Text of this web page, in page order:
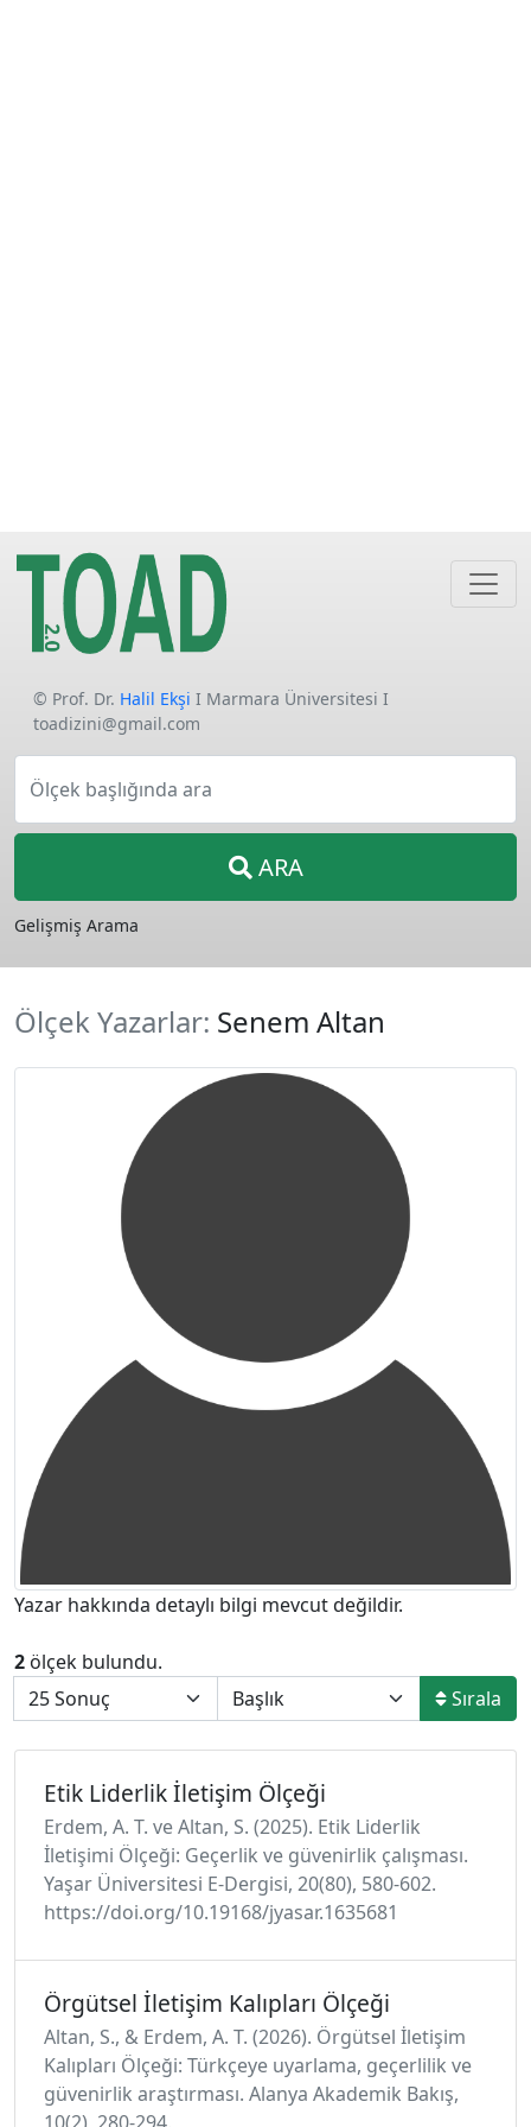
© Prof. Dr. Halil Ekşi I Marmara Üniversitesi I
toadizini@gmail.com
Ölçek başlığında ara
ARA
Gelişmiş Arama
Ölçek Yazarlar: Senem Altan
Yazar hakkında detaylı bilgi mevcut değildir.
2 ölçek bulundu.
Sırala
Etik Liderlik İletişim Ölçeği
Erdem, A. T. ve Altan, S. (2025). Etik Liderlik
İletişimi Ölçeği: Geçerlik ve güvenirlik çalışması.
Yaşar Üniversitesi E-Dergisi, 20(80), 580-602.
https://doi.org/10.19168/jyasar.1635681
Örgütsel İletişim Kalıpları Ölçeği
Altan, S., & Erdem, A. T. (2026). Örgütsel İletişim
Kalıpları Ölçeği: Türkçeye uyarlama, geçerlilik ve
güvenirlik araştırması. Alanya Akademik Bakış,